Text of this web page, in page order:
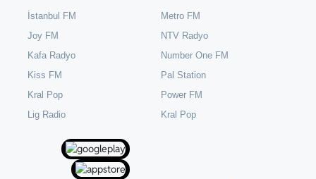
İstanbul FM
Joy FM
Kafa Radyo
Kiss FM
Kral Pop
⁠Lig Radio
Metro FM
NTV Radyo
Number One FM
Pal Station
Power FM
Kral Pop